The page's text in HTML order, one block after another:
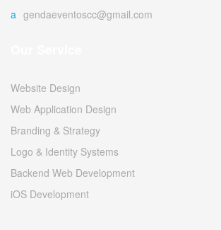
agendaeventoscc@gmail.com
Website Design
Web Application Design
Branding & Strategy
Logo & Identity Systems
Backend Web Development
iOS Development